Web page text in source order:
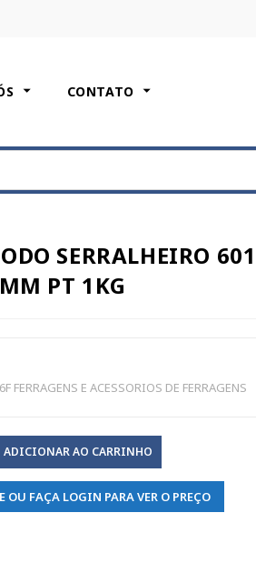
CONTATO
SERRALHEIRO
PT 1KG
6F FERRAGENS E ACESSORIOS DE FERRAGENS
ADICIONAR AO CARRINHO
OU FAÇA LOGIN PARA VER O PREÇO